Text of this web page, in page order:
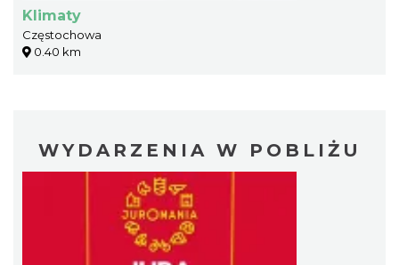
Klimaty
Częstochowa
0.40 km
WYDARZENIA W POBLIŻU